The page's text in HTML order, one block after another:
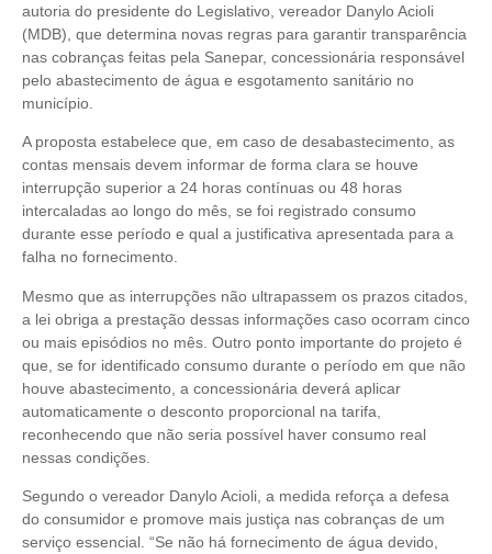
autoria do presidente do Legislativo, vereador Danylo Acioli
(MDB), que determina novas regras para garantir transparência
nas cobranças feitas pela Sanepar, concessionária responsável
pelo abastecimento de água e esgotamento sanitário no
município.
A proposta estabelece que, em caso de desabastecimento, as
contas mensais devem informar de forma clara se houve
interrupção superior a 24 horas contínuas ou 48 horas
intercaladas ao longo do mês, se foi registrado consumo
durante esse período e qual a justificativa apresentada para a
falha no fornecimento.
Mesmo que as interrupções não ultrapassem os prazos citados,
a lei obriga a prestação dessas informações caso ocorram cinco
ou mais episódios no mês. Outro ponto importante do projeto é
que, se for identificado consumo durante o período em que não
houve abastecimento, a concessionária deverá aplicar
automaticamente o desconto proporcional na tarifa,
reconhecendo que não seria possível haver consumo real
nessas condições.
Segundo o vereador Danylo Acioli, a medida reforça a defesa
do consumidor e promove mais justiça nas cobranças de um
serviço essencial. “Se não há fornecimento de água devido,